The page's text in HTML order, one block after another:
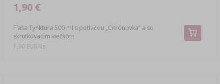
Fľaša Tynktura 500 ml s potlačou „Citrónovka” a so
skrutkovacím viečkom
1,90 €
1,90 EUR/ks.